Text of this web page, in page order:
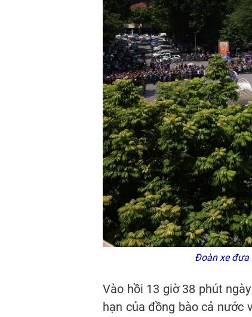
Đoàn xe đưa
Vào hồi 13 giờ 38 phút
hạn của đồng bào cả nước